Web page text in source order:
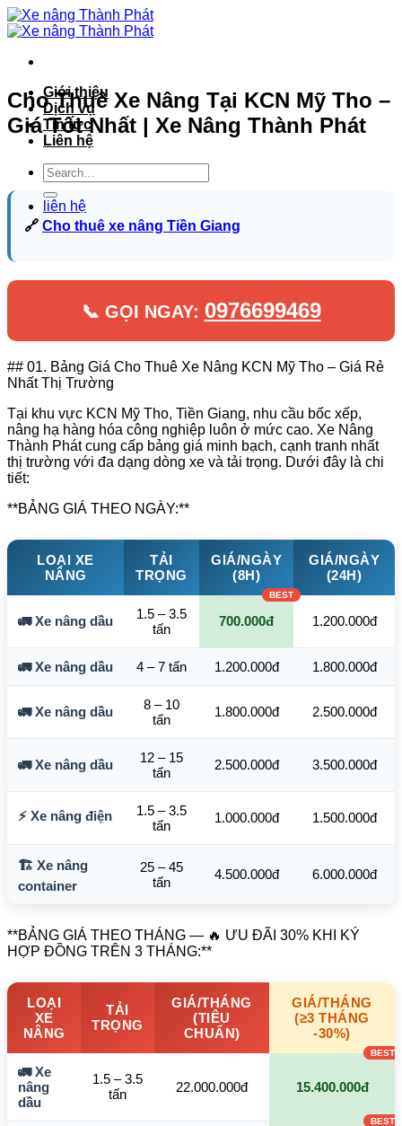
Bỏ
qua
dung
Giới thiệu
Dịch vụ
Tin tức
Liên hệ
liên hệ
Cho Thuê Xe Nâng Tại KCN Mỹ Tho –
Giá Tốt Nhất | Xe Nâng Thành Phát
🔗 Cho thuê xe nâng Tiền Giang
📞 GỌI NGAY: 0976699469
## 01. Bảng Giá Cho Thuê Xe Nâng KCN Mỹ Tho – Giá Rẻ
Nhất Thị Trường
Tại khu vực KCN Mỹ Tho, Tiền Giang, nhu cầu bốc xếp,
nâng hạ hàng hóa công nghiệp luôn ở mức cao. Xe Nâng
Thành Phát cung cấp bảng giá minh bạch, cạnh tranh nhất
thị trường với đa dạng dòng xe và tải trọng. Dưới đây là chi
tiết:
**BẢNG GIÁ THEO NGÀY:**
LOẠI XE
NÂNG
TẢI
TRỌNG
GIÁ/NGÀY
(8H)
GIÁ/NGÀY
(24H)
🚛 Xe nâng dầu
1.5 – 3.5
tấn
700.000đ 1.200.000đ
🚛 Xe nâng dầu 4 – 7 tấn 1.200.000đ 1.800.000đ
🚛 Xe nâng dầu
8 – 10
tấn
1.800.000đ 2.500.000đ
🚛 Xe nâng dầu
12 – 15
tấn
2.500.000đ 3.500.000đ
⚡ Xe nâng điện
1.5 – 3.5
tấn
1.000.000đ 1.500.000đ
🏗️ Xe nâng
container
25 – 45
tấn
4.500.000đ 6.000.000đ
**BẢNG GIÁ THEO THÁNG — 🔥 ƯU ĐÃI 30% KHI KÝ
HỢP ĐỒNG TRÊN 3 THÁNG:**
LOẠI
XE
NÂNG
TẢI
TRỌNG
GIÁ/THÁNG
(TIÊU
CHUẨN)
GIÁ/THÁNG
(≥3 THÁNG
-30%)
🚛 Xe
nâng
dầu
1.5 – 3.5
tấn
22.000.000đ 15.400.000đ